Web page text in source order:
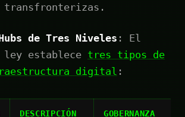
transfronterizas.
de Tres Niveles : El
ley establece tres tipos de
digital :
DESCRIPCIÓN GOBERNANZA